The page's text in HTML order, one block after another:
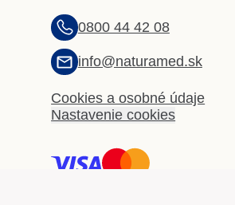
0800 44 42 08
info@naturamed.sk
Cookies a osobné údaje
Nastavenie cookies